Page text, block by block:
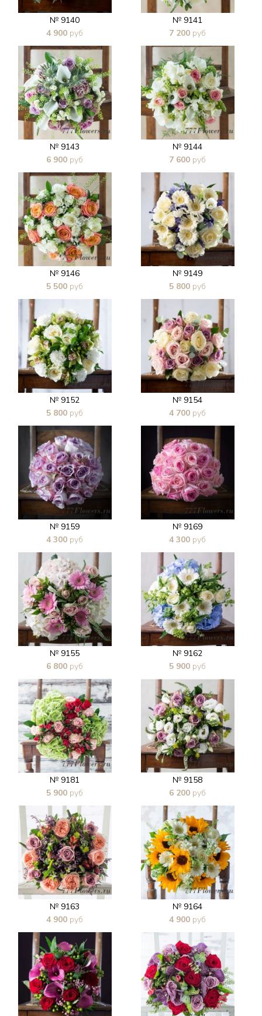
№ 9140
4 900 руб
В 1 клик
№ 9141
7 200 руб
В 1 клик
№ 9143
6 900 руб
В 1 клик
№ 9144
7 600 руб
В 1 клик
№ 9146
5 500 руб
№ 9149
5 800 руб
№ 9152
5 800 руб
В 1 клик
№ 9154
4 700 руб
№ 9159
4 300 руб
В 1 клик
№ 9169
4 300 руб
В 1 клик
№ 9155
6 800 руб
В 1 клик
№ 9162
5 900 руб
В 1 клик
№ 9181
5 900 руб
В 1 клик
№ 9158
6 200 руб
В 1 клик
№ 9163
4 900 руб
В 1 клик
№ 9164
4 900 руб
В 1 клик